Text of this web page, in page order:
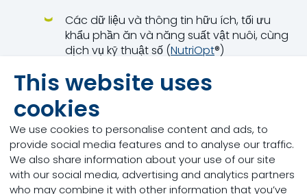
This website uses
cookies
We use cookies to personalise content and ads, to
provide social media features and to analyse our traffic.
We also share information about your use of our site
with our social media, advertising and analytics partners
who may combine it with other information that you’ve
Các dữ liệu và thông tin hữu ích, tối ưu
khẩu phần ăn và năng suất vật nuôi, cùng
dịch vụ kỹ thuật số (NutriOpt®)
Tiếp cận tích hợp